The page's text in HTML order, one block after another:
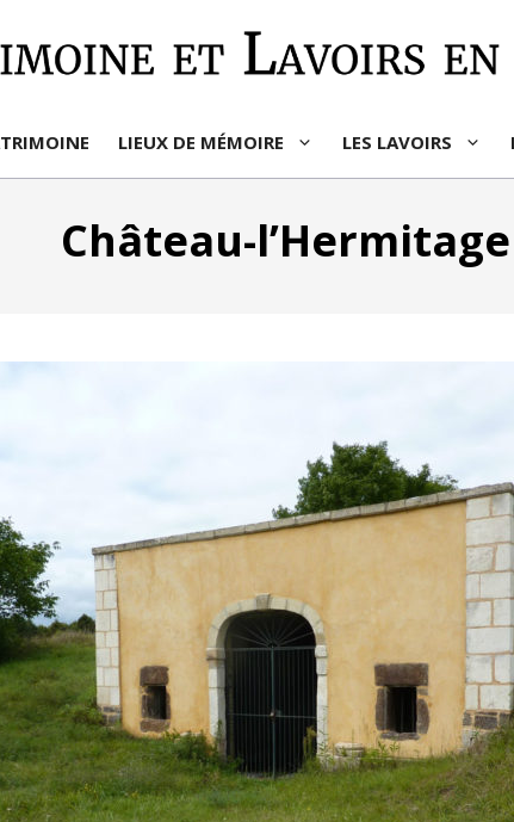
LIEUX DE MÉMOIRE LES LAVOIRS
Château-l’Hermitage